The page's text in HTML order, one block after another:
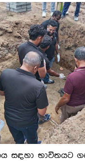
සඳහා භාවිතයට